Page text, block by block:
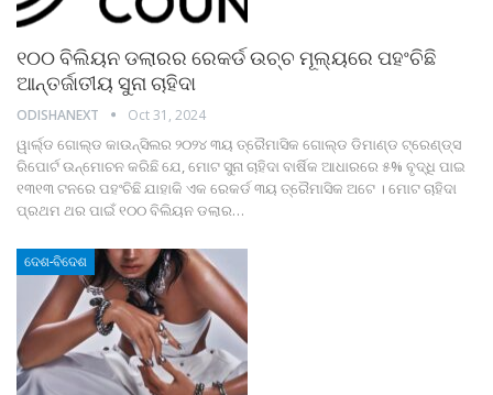
୧୦୦ ବିଲିୟନ ଡଲାରର ରେକର୍ଡ ଉଚ୍ଚ ମୂଲ୍ୟରେ ପହଂଚିଛି
ଆନ୍ତର୍ଜାତୀୟ ସୁନା ଚାହିଦା
ODISHANEXT Oct 31, 2024
ୱାର୍ଲ୍ଡ ଗୋଲ୍ଡ କାଉନ୍ସିଲର ୨୦୨୪ ୩ୟ ତ୍ରୈମାସିକ ଗୋଲ୍ଡ ଡିମାଣ୍ଡ ଟ୍ରେଣ୍ଡ୍‌ସ
ରିପୋର୍ଟ ଉନ୍ମୋଚନ କରିଛି ଯେ, ମୋଟ ସୁନା ଚାହିଦା ବାର୍ଷିକ ଆଧାରରେ ୫% ବୃଦ୍ଧି ପାଇ
୧୩୧୩ ଟନରେ ପହଂଚିଛି ଯାହାକି ଏକ ରେକର୍ଡ ୩ୟ ତ୍ରୈମାସିକ ଅଟେ । ମୋଟ ଚାହିଦା
ପ୍ରଥମ ଥର ପାଇଁ ୧୦୦ ବିଲିୟନ ଡଲାର…
ଦେଶ-ବିଦେଶ